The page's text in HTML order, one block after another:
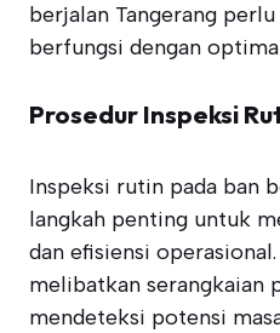
berjalan Tangerang
berfungsi dengan
Prosedur Inspeksi
Inspeksi rutin pada ban
langkah penting untuk
dan efisiensi
melibatkan serangkaian
mendeteksi potensi